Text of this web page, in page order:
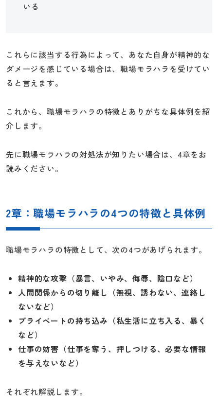
いる
これらに該当する行為によって、あなた自身が精神的な
ダメージを感じている場合は、職場モラハラを受けてい
ると言えます。
これから、職場モラハラの特徴とありがちな具体例を紹
介します。
先に職場モラハラの対処法が知りたい場合は、4章をお
読みください。
2章：職場モラハラの4つの特徴と具体例
職場モラハラの特徴として、次の4つがあげられます。
精神的な攻撃（暴言、いやみ、侮辱、陰口など）
人間関係からの切り離し（無視、誘わない、連絡し
ないなど）
プライベートの持ち込み（私生活に立ち入る、暴く
など）
仕事の妨害（仕事を奪う、押しつける、必要な情報
を与えないなど）
それぞれ解説します。